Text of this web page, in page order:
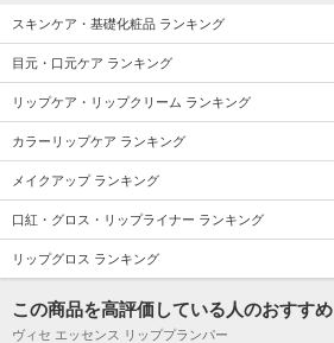
スキンケア・基礎化粧品 ランキング
目元・口元ケア ランキング
リップケア・リップクリーム ランキング
カラーリップケア ランキング
メイクアップ ランキング
口紅・グロス・リップライナー ランキング
リップグロス ランキング
この商品を高評価している人のおすすめ
ヴィセ エッセンス リッププランパー